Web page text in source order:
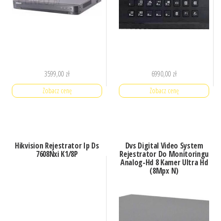
3599,00 zł
Zobacz cenę
6990,00 zł
Zobacz cenę
Hikvision Rejestrator Ip Ds
7608Nxi K1/8P
Dvs Digital Video System
Rejestrator Do Monitoringu
Analog-Hd 8 Kamer Ultra Hd
(8Mpx N)